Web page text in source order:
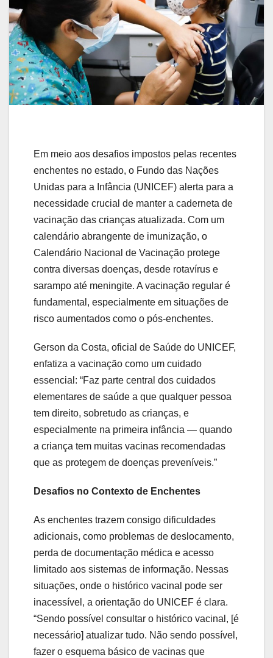
Em meio aos desafios impostos pelas recentes
enchentes no estado, o Fundo das Nações
Unidas para a Infância (UNICEF) alerta para a
necessidade crucial de manter a caderneta de
vacinação das crianças atualizada. Com um
calendário abrangente de imunização, o
Calendário Nacional de Vacinação protege
contra diversas doenças, desde rotavírus e
sarampo até meningite. A vacinação regular é
fundamental, especialmente em situações de
risco aumentados como o pós-enchentes.
Gerson da Costa, oficial de Saúde do UNICEF,
enfatiza a vacinação como um cuidado
essencial: “Faz parte central dos cuidados
elementares de saúde a que qualquer pessoa
tem direito, sobretudo as crianças, e
especialmente na primeira infância — quando
a criança tem muitas vacinas recomendadas
que as protegem de doenças preveníveis.”
Desafios no Contexto de Enchentes
As enchentes trazem consigo dificuldades
adicionais, como problemas de deslocamento,
perda de documentação médica e acesso
limitado aos sistemas de informação. Nessas
situações, onde o histórico vacinal pode ser
inacessível, a orientação do UNICEF é clara.
“Sendo possível consultar o histórico vacinal, [é
necessário] atualizar tudo. Não sendo possível,
fazer o esquema básico de vacinas que